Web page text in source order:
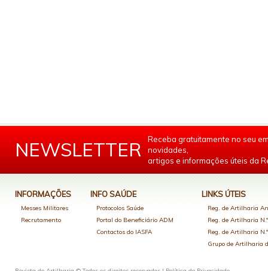
NEWSLETTER
Receba gratuitamente no seu
novidades,
artigos e informações úteis da
INFORMAÇÕES
Messes Militares
Recrutamento
INFO SAÚDE
Protocolos Saúde
Portal do Beneficiário ADM
Contactos do IASFA
LINKS ÚTEIS
Reg. de Artilharia
Reg. de Artilharia
Reg. de Artilharia
Grupo de Artilharia